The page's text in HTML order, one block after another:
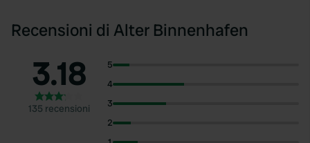
Recensioni di Alter Binnenhafen
3.18
135 recensioni
5
4
3
2